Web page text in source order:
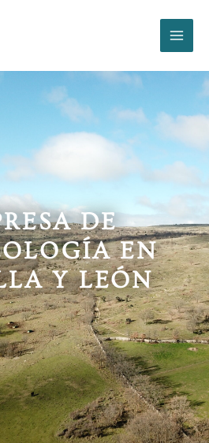
DE
EN
Y LEÓN